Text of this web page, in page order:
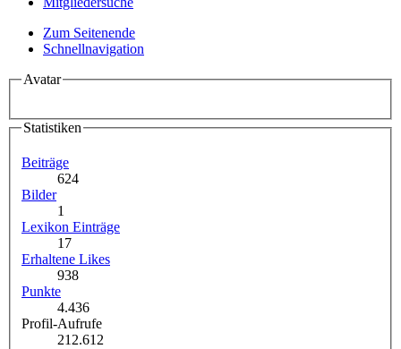
Zum Seitenende
Schnellnavigation
Avatar
Statistiken
Beiträge
624
Bilder
1
Lexikon Einträge
17
Erhaltene Likes
938
Punkte
4.436
Profil-Aufrufe
212.612